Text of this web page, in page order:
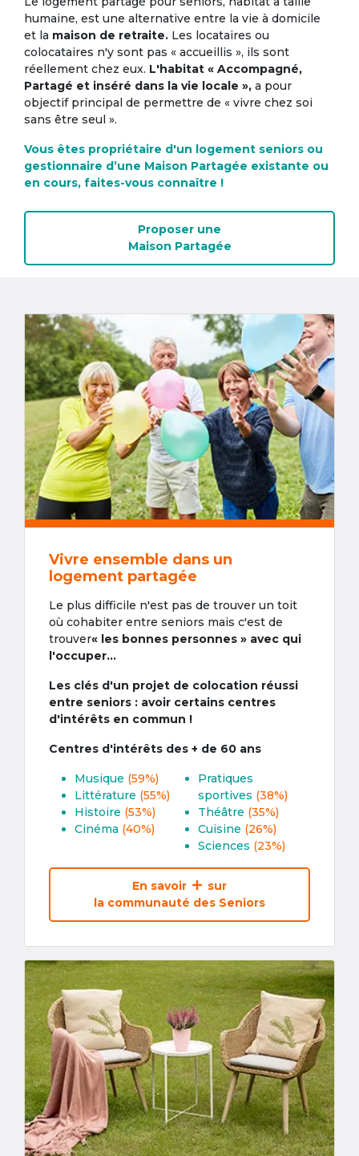
humaine, est une alternative entre la vie à domicile
et la maison de retraite. Les locataires ou
colocataires n'y sont pas « accueillis », ils sont
réellement chez eux. L'habitat « Accompagné,
Partagé et inséré dans la vie locale », a pour
objectif principal de permettre de « vivre chez soi
sans être seul ».
Vous êtes propriétaire d'un logement seniors ou
gestionnaire d’une Maison Partagée existante ou
en cours, faites-vous connaître !
Proposer une
Maison Partagée
Vivre ensemble dans un
logement partagée
Le plus difficile n'est pas de trouver un toit
où cohabiter entre seniors mais c'est de
trouver« les bonnes personnes » avec qui
l'occuper...
Les clés d'un projet de colocation réussi
entre seniors : avoir certains centres
d'intérêts en commun !
Centres d'intérêts des + de 60 ans
Musique (59%)
Littérature (55%)
Histoire (53%)
Cinéma (40%)
Pratiques
sportives (38%)
Théâtre (35%)
Cuisine (26%)
Sciences (23%)
En savoir
sur
la communauté des Seniors